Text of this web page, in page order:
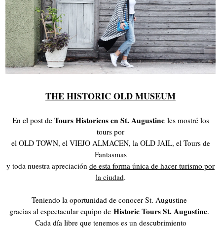
THE HISTORIC OLD MUSEUM
En el post de Tours Historicos en St. Augustineles mostré los
tours por
el OLD TOWN, el VIEJO ALMACEN, la OLD JAIL, el Tours de
Fantasmas
y toda nuestra apreciación de esta forma única de hacer turismo por
la ciudad.
Teniendo la oportunidad de conocer St. Augustine
gracias al espectacular equipo de Historic Tours St. Augustine.
Cada día libre que tenemos es un descubrimiento